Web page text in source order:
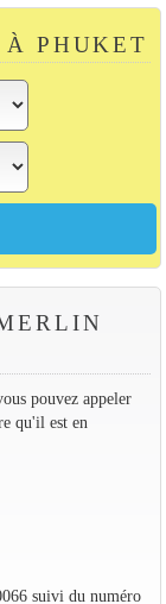
PHUKET
pouvez appeler
qu'il est en
suivi du numéro